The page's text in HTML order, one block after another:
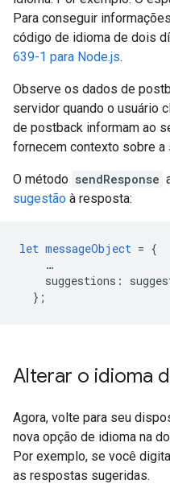
Para conseguir
código de idioma de dois
639-1 para Node.js.
Observe os dados de
servidor quando o usuário
de postback informam ao
fornecem contexto sobre a
O método sendResponse
sugestão à resposta:
let messageObject = {
…
suggestions :
} ;
Alterar o idioma
Agora, volte para seu
nova opção de idioma na
Por exemplo, se você
as respostas sugeridas.